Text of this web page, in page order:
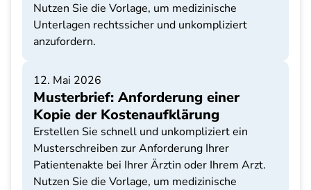
Nutzen Sie die Vorlage, um medizinische
Unterlagen rechtssicher und unkompliziert
anzufordern.
12. Mai 2026
Musterbrief: Anforderung einer
Kopie der Kostenaufklärung
Erstellen Sie schnell und unkompliziert ein
Musterschreiben zur Anforderung Ihrer
Patientenakte bei Ihrer Ärztin oder Ihrem Arzt.
Nutzen Sie die Vorlage, um medizinische